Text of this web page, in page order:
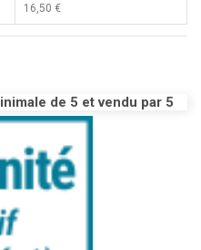
16,50 €
de 5 et vendu par 5